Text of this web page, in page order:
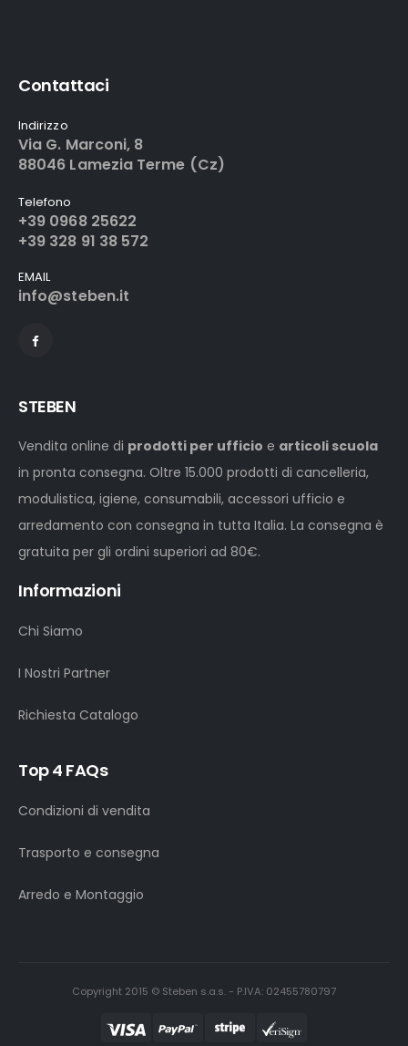
Contattaci
Indirizzo
Via G. Marconi, 8
88046 Lamezia Terme (Cz)
Telefono
+39 0968 25622
+39 328 91 38 572
EMAIL
info@steben.it
STEBEN
Vendita online di prodotti per ufficio e articoli scuola
in pronta consegna. Oltre 15.000 prodotti di cancelleria,
modulistica, igiene, consumabili, accessori ufficio e
arredamento con consegna in tutta Italia. La consegna è
gratuita per gli ordini superiori ad 80€.
Informazioni
Chi Siamo
I Nostri Partner
Richiesta Catalogo
Top 4 FAQs
Condizioni di vendita
Trasporto e consegna
Arredo e Montaggio
Copyright 2015 © Steben s.a.s. - P.IVA: 02455780797